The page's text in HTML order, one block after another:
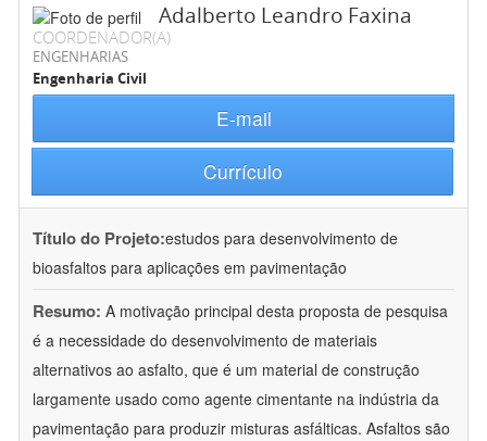
Adalberto Leandro Faxina
COORDENADOR(A)
ENGENHARIAS
Engenharia Civil
E-mail
Currículo
Título do Projeto:estudos para desenvolvimento de
bioasfaltos para aplicações em pavimentação
Resumo: A motivação principal desta proposta de pesquisa
é a necessidade do desenvolvimento de materiais
alternativos ao asfalto, que é um material de construção
largamente usado como agente cimentante na indústria da
pavimentação para produzir misturas asfálticas. Asfaltos são